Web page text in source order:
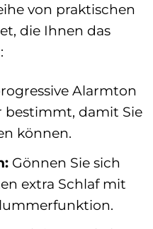
von praktischen
die Ihnen das
Alarmton
bestimmt, damit Sie
können.
Gönnen Sie sich
extra Schlaf mit